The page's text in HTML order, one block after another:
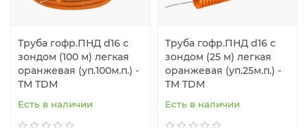
Труба гофр.ПНД d16 с
зондом (100 м) легкая
оранжевая (уп.100м.п.) -
ТМ TDM
Есть в наличии
Труба гофр.ПНД d16 с
зондом (25 м) легкая
оранжевая (уп.25м.п.) -
ТМ TDM
Есть в наличии